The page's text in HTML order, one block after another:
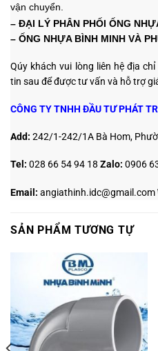
vận chuyển.
– ĐẠI LÝ PHÂN PHỐI ỐNG
– ỐNG NHỰA BÌNH MINH VÀ
Qúy khách vui lòng liên hệ địa
tin sau để được tư vấn và hỗ trợ
CÔNG TY TNHH ĐẦU TƯ PHÁT
Add: 242/1-242/1A Bà Hom,
Tel: 028 66 54 94 18 Zalo: 0906
Email: angiathinh.idc@gmail.com
SẢN PHẨM TƯƠNG TỰ